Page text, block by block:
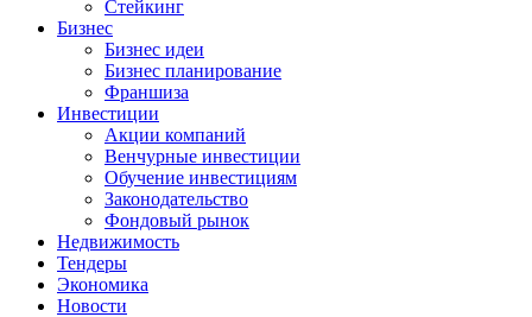
Стейкинг
Бизнес
Бизнес идеи
Бизнес планирование
Франшиза
Инвестиции
Акции компаний
Венчурные инвестиции
Обучение инвестициям
Законодательство
Фондовый рынок
Недвижимость
Тендеры
Экономика
Новости